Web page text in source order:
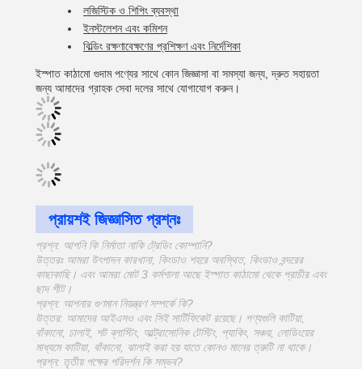
লজিস্টিক ও শিপিং ব্যবস্থা
ইনস্টলেশন এবং কমিশন
বিল্ডিং রক্ষণাবেক্ষণের প্রশিক্ষণ এবং নির্দেশিকা
ইস্পাত কাঠামো গুদাম পণ্যের সাথে কোন জিজ্ঞাসা বা সমস্যা জন্য, দ্রুত সহায়তা
জন্য আমাদের গ্রাহক সেবা দলের সাথে যোগাযোগ করুন।
প্রায়শই জিজ্ঞাসিত প্রশ্নঃ
প্রশ্ন: আপনি কি নির্মাতা নাকি ট্রেডিং কোম্পানি?
উত্তরঃ আমরা উৎপাদন কারখানা, কিংডাও শহরে অবস্থিত, কিংডাও বন্দরের
কাছাকাছি। এবং আমরা মোট 3 কর্মশালা আছে ইস্পাত কাঠামো থেকে প্রাচীর এবং
ছাদ শীট।
প্রশ্ন: আপনার গুণমান নিয়ন্ত্রণ সম্পর্কে কি?
উত্তর: আমাদের আইএসও এবং সিই সার্টিফিকেট রয়েছে। পণ্যগুলি কাটিয়া,
বাঁকানো, ঢালাই, শট ব্লাস্টিং, আল্ট্রাসোনিক টেস্টিং, প্যাকিং, সঞ্চয়, লোডিংয়ের
মাধ্যমে কাটিয়া, বাঁকানো, ঝালাই করা হয় যাতে কোনও মানের ত্রুটি না থাকে।
প্রশ্ন: তৃতীয় পক্ষের পরিদর্শন কি সম্ভব?